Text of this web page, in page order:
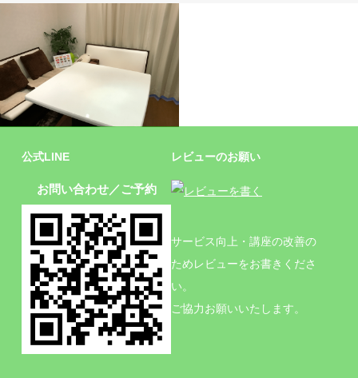
施設
公式LINE
お問い合わせ／ご予約
レビューのお願い
サービス向上・講座の改善の
ためレビューをお書きくださ
い。
ご協力お願いいたします。